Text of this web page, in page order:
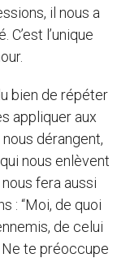
il nous a
l’unique
bien de répéter
appliquer aux
dérangent,
nous enlèvent
fera aussi
: “Moi, de quoi
de celui
Ne te préoccupe